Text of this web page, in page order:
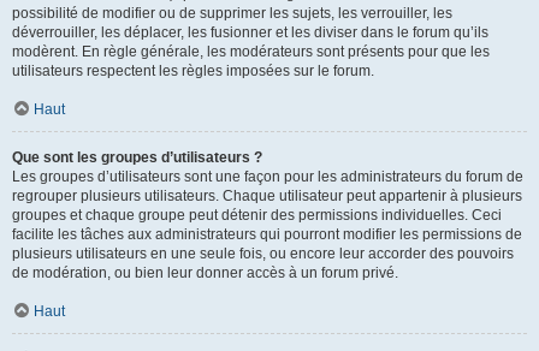
possibilité de modifier ou de supprimer les sujets, les verrouiller, les
déverrouiller, les déplacer, les fusionner et les diviser dans le forum qu’ils
modèrent. En règle générale, les modérateurs sont présents pour que les
utilisateurs respectent les règles imposées sur le forum.
Haut
Que sont les groupes d’utilisateurs ?
Les groupes d’utilisateurs sont une façon pour les administrateurs du forum de
regrouper plusieurs utilisateurs. Chaque utilisateur peut appartenir à plusieurs
groupes et chaque groupe peut détenir des permissions individuelles. Ceci
facilite les tâches aux administrateurs qui pourront modifier les permissions de
plusieurs utilisateurs en une seule fois, ou encore leur accorder des pouvoirs
de modération, ou bien leur donner accès à un forum privé.
Haut